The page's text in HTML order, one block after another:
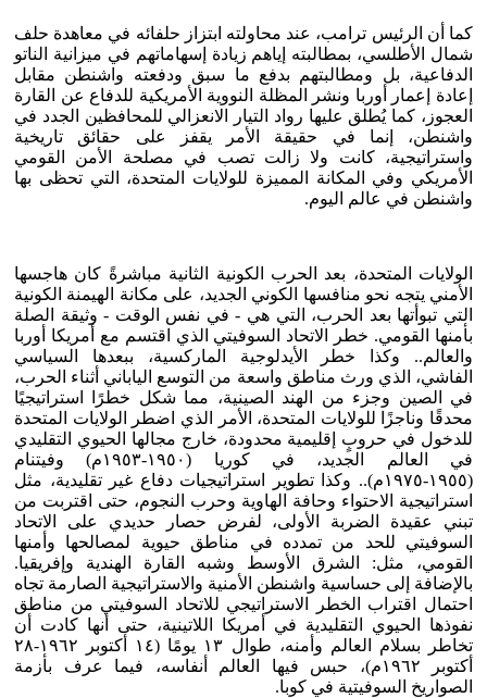
كما أن الرئيس ترامب، عند محاولته ابتزاز حلفائه في معاهدة حلف
شمال الأطلسي، بمطالبته إياهم زيادة إسهاماتهم في ميزانية الناتو
الدفاعية، بل ومطالبتهم بدفع ما سبق ودفعته واشنطن مقابل
إعادة إعمار أوربا ونشر المظلة النووية الأمريكية للدفاع عن القارة
العجوز، كما يُطلق عليها رواد التيار الانعزالي للمحافظين الجدد في
واشنطن، إنما في حقيقة الأمر يقفز على حقائق تاريخية
واستراتيجية، كانت ولا زالت تصب في مصلحة الأمن القومي
الأمريكي وفي المكانة المميزة للولايات المتحدة، التي تحظى بها
واشنطن في عالم اليوم.
الولايات المتحدة، بعد الحرب الكونية الثانية مباشرةً كان هاجسها
الأمني يتجه نحو منافسها الكوني الجديد، على مكانة الهيمنة الكونية
التي تبوأتها بعد الحرب، التي هي - في نفس الوقت - وثيقة الصلة
بأمنها القومي. خطر الاتحاد السوفيتي الذي اقتسم مع أمريكا أوربا
والعالم.. وكذا خطر الأيدلوجية الماركسية، ببعدها السياسي
الفاشي، الذي ورث مناطق واسعة من التوسع الياباني أثناء الحرب،
في الصين وجزء من الهند الصينية، مما شكل خطرًا استراتيجيًا
محدقًا وناجزًا للولايات المتحدة، الأمر الذي اضطر الولايات المتحدة
للدخول في حروبٍ إقليمية محدودة، خارج مجالها الحيوي التقليدي
في العالم الجديد، في كوريا (١٩٥٠-١٩٥٣م) وفيتنام
(١٩٥٥-١٩٧٥م).. وكذا تطوير استراتيجيات دفاع غير تقليدية، مثل
استراتيجية الاحتواء وحافة الهاوية وحرب النجوم، حتى اقتربت من
تبني عقيدة الضربة الأولى، لفرض حصار حديدي على الاتحاد
السوفيتي للحد من تمدده في مناطق حيوية لمصالحها وأمنها
القومي، مثل: الشرق الأوسط وشبه القارة الهندية وإفريقيا.
بالإضافة إلى حساسية واشنطن الأمنية والاستراتيجية الصارمة تجاه
احتمال اقتراب الخطر الاستراتيجي للاتحاد السوفيتي من مناطق
نفوذها الحيوي التقليدية في أمريكا اللاتينية، حتى أنها كادت أن
تخاطر بسلام العالم وأمنه، طوال ١٣ يومًا (١٤ أكتوبر ١٩٦٢-٢٨
أكتوبر ١٩٦٢م)، حبس فيها العالم أنفاسه، فيما عرف بأزمة
الصواريخ السوفيتية في كوبا.